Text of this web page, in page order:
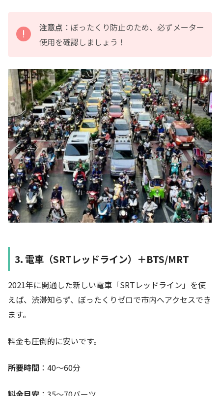
注意点 ：ぼったくり防止のため、必ずメーター
使用を確認しましょう！
3. 電車（SRTレッドライン）＋BTS/MRT
2021年に開通した新しい電車「SRTレッドライン」を使
えば、渋滞知らず、ぼったくりゼロで市内へアクセスでき
ます。
料金も圧倒的に安いです。
所要時間 ：40〜60分